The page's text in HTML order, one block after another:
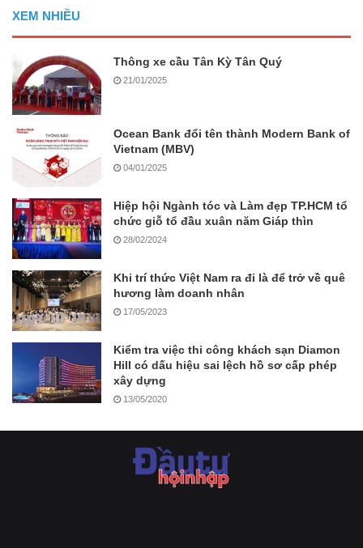
XEM NHIỀU
Thông xe cầu Tân Kỳ Tân Quý
21/01/2025
Ocean Bank đổi tên thành Modern Bank of
Vietnam (MBV)
04/01/2025
Hiệp hội Ngành tóc và Làm đẹp TP.HCM tổ
chức giỗ tổ đầu xuân năm Giáp thìn
28/02/2024
Khi trí thức Việt Nam ra đi là để trở về quê
hương làm doanh nhân
17/05/2023
Kiểm tra việc thi công khách sạn Diamon
Hill có dấu hiệu sai lệch hồ sơ cấp phép
xây dựng
13/05/2020